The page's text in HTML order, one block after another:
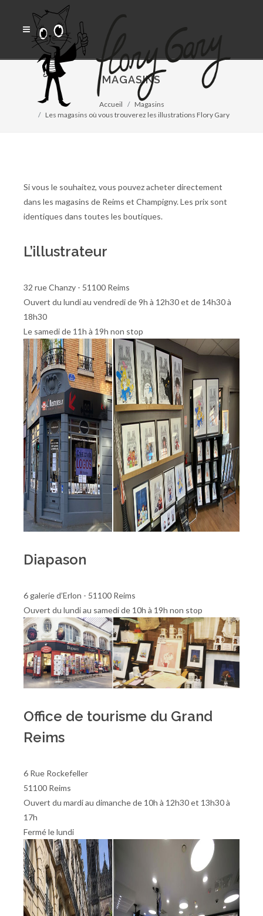
MAGASINS
Accueil
Magasins
Les magasins où vous trouverez les illustrations Flory Gary
Si vous le souhaitez, vous pouvez acheter directement
dans les magasins de Reims et Champigny. Les prix sont
identiques dans toutes les boutiques.
L’illustrateur
32 rue Chanzy - 51100 Reims
Ouvert du lundi au vendredi de 9h à 12h30 et de 14h30 à
18h30
Le samedi de 11h à 19h non stop
Diapason
6 galerie d’Erlon - 51100 Reims
Ouvert du lundi au samedi de 10h à 19h non stop
Office de tourisme du Grand
Reims
6 Rue Rockefeller
51100 Reims
Ouvert du mardi au dimanche de 10h à 12h30 et 13h30 à
17h
Fermé le lundi